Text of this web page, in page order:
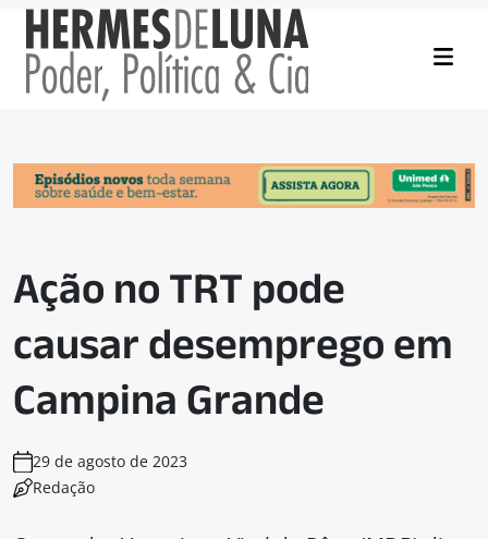
Ação no TRT pode
causar desemprego em
Campina Grande
29 de agosto de 2023
Redação